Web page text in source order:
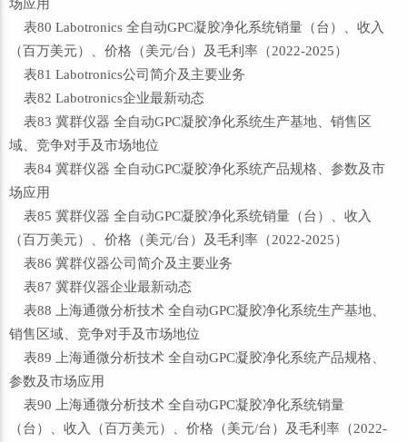
场应用
表80 Labotronics 全自动GPC凝胶净化系统销量（台）、收入
（百万美元）、价格（美元/台）及毛利率（2022-2025）
表81 Labotronics公司简介及主要业务
表82 Labotronics企业最新动态
表83 冀群仪器 全自动GPC凝胶净化系统生产基地、销售区
域、竞争对手及市场地位
表84 冀群仪器 全自动GPC凝胶净化系统产品规格、参数及市
场应用
表85 冀群仪器 全自动GPC凝胶净化系统销量（台）、收入
（百万美元）、价格（美元/台）及毛利率（2022-2025）
表86 冀群仪器公司简介及主要业务
表87 冀群仪器企业最新动态
表88 上海通微分析技术 全自动GPC凝胶净化系统生产基地、
销售区域、竞争对手及市场地位
表89 上海通微分析技术 全自动GPC凝胶净化系统产品规格、
参数及市场应用
表90 上海通微分析技术 全自动GPC凝胶净化系统销量
（台）、收入（百万美元）、价格（美元/台）及毛利率（2022-